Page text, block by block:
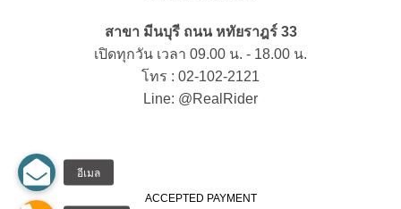
สาขา มีนบุรี ถนน หทัยราฎร์ 33
เปิดทุกวัน เวลา 09.00 น. - 18.00 น.
โทร : 02-102-2121
Line: @RealRider
ACCEPTED PAYMENT